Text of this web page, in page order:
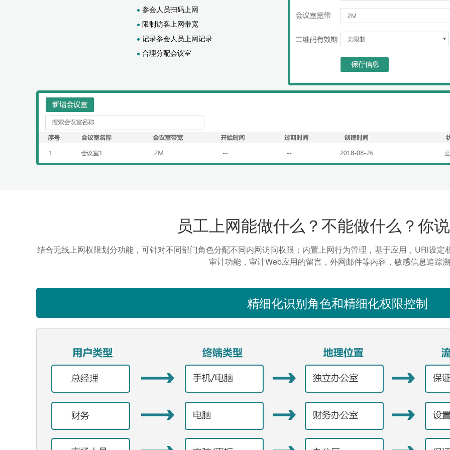
● 参会人员扫码上网
● 限制访客上网带宽
● 记录参会人员上网记录
● 合理分配会议室
员工上网能做什么？不能做什么？你
结合无线上网权限划分功能，可针对不同部门角色分配不同内网访问权限；内置上网行为管理，基于应用，URl设
审计功能，审计Web应用的留言，外网邮件等内容，敏感信息追踪
精细化识别角色和精细化权限控制